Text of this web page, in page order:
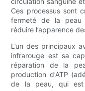
Ces processus sont
fermeté de la peau
réduire l’apparence
L’un des principaux
infrarouge est sa
réparation de la
production d'ATP
de la peau, qui est